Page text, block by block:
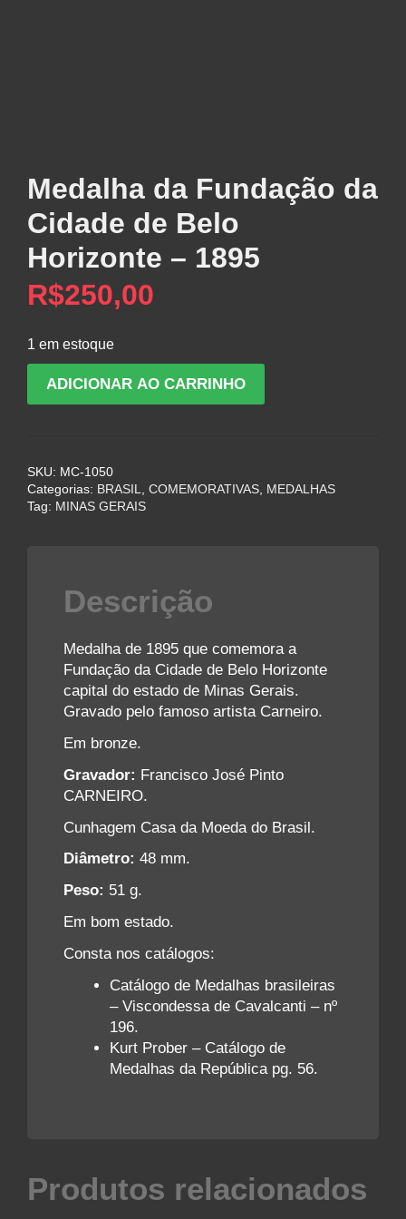
Medalha da Fundação da
Cidade de Belo
Horizonte – 1895
R$250,00
1 em estoque
de
Belo
Horizonte
ADICIONAR AO CARRINHO
SKU: MC-1050
Categorias: BRASIL COMEMORATIVAS
MEDALHAS
Tag: MINAS GERAIS
Descrição
Medalha de 1895 que comemora a
Fundação da Cidade de Belo Horizonte
capital do estado de Minas Gerais.
Gravado pelo famoso artista Carneiro.
Em bronze.
Gravador: Francisco José Pinto
CARNEIRO.
Cunhagem Casa da Moeda do Brasil.
Diâmetro: 48 mm.
Peso: 51 g.
Em bom estado.
Consta nos catálogos:
Catálogo de Medalhas brasileiras
– Viscondessa de Cavalcanti – nº
196.
Kurt Prober – Catálogo de
Medalhas da República pg. 56.
Produtos relacionados